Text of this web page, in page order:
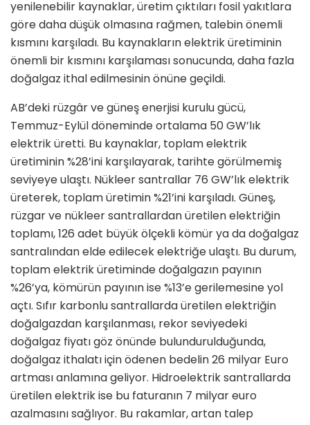
yenilenebilir kaynaklar, üretim çıktıları fosil yakıtlara
göre daha düşük olmasına rağmen, talebin önemli
kısmını karşıladı. Bu kaynakların elektrik üretiminin
önemli bir kısmını karşılaması sonucunda, daha fazla
doğalgaz ithal edilmesinin önüne geçildi.
AB’deki rüzgâr ve güneş enerjisi kurulu gücü,
Temmuz-Eylül döneminde ortalama 50 GW’lık
elektrik üretti. Bu kaynaklar, toplam elektrik
üretiminin %28’ini karşılayarak, tarihte görülmemiş
seviyeye ulaştı. Nükleer santrallar 76 GW’lık elektrik
üreterek, toplam üretimin %21’ini karşıladı. Güneş,
rüzgar ve nükleer santrallardan üretilen elektriğin
toplamı, 126 adet büyük ölçekli kömür ya da doğalgaz
santralından elde edilecek elektriğe ulaştı. Bu durum,
toplam elektrik üretiminde doğalgazın payının
%26’ya, kömürün payının ise %13’e gerilemesine yol
açtı. Sıfır karbonlu santrallarda üretilen elektriğin
doğalgazdan karşılanması, rekor seviyedeki
doğalgaz fiyatı göz önünde bulundurulduğunda,
doğalgaz ithalatı için ödenen bedelin 26 milyar Euro
artması anlamına geliyor. Hidroelektrik santrallarda
üretilen elektrik ise bu faturanın 7 milyar euro
azalmasını sağlıyor. Bu rakamlar, artan talep